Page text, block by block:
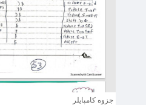
جزوه کامپایلر